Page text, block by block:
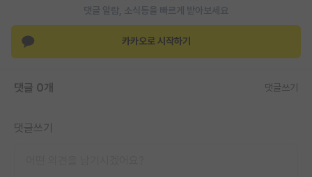
반도체/AI 게시판
장학금/장학생 게시판
홍보 게시판
커리어
댓글 알람, 소식등을 빠르게 받아보세요
카카오로 시작하기
댓글 0개 댓글쓰기
댓글쓰기